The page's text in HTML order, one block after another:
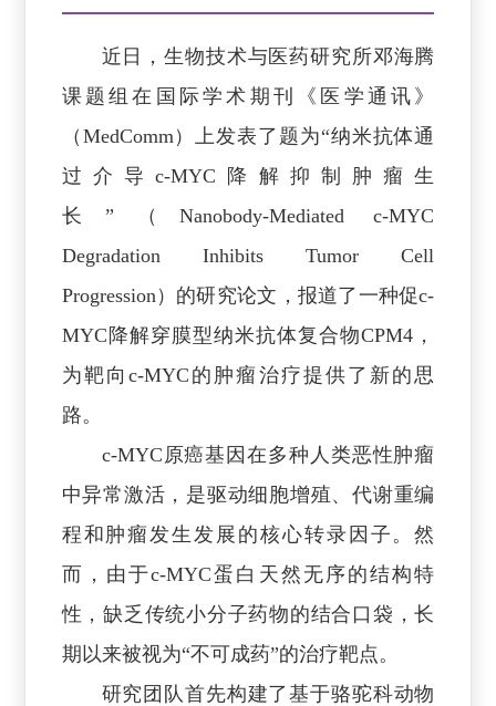
近日，生物技术与医药研究所邓海腾
课题组在国际学术期刊《医学通讯》
（MedComm）上发表了题为“纳米抗体通
过介导c-MYC降解抑制肿瘤生
长”（Nanobody-Mediated c-MYC
Degradation Inhibits Tumor Cell
Progression）的研究论文，报道了一种促c-
MYC降解穿膜型纳米抗体复合物CPM4，
为靶向c-MYC的肿瘤治疗提供了新的思
路。
c-MYC原癌基因在多种人类恶性肿瘤
中异常激活，是驱动细胞增殖、代谢重编
程和肿瘤发生发展的核心转录因子。然
而，由于c-MYC蛋白天然无序的结构特
性，缺乏传统小分子药物的结合口袋，长
期以来被视为“不可成药”的治疗靶点。
研究团队首先构建了基于骆驼科动物